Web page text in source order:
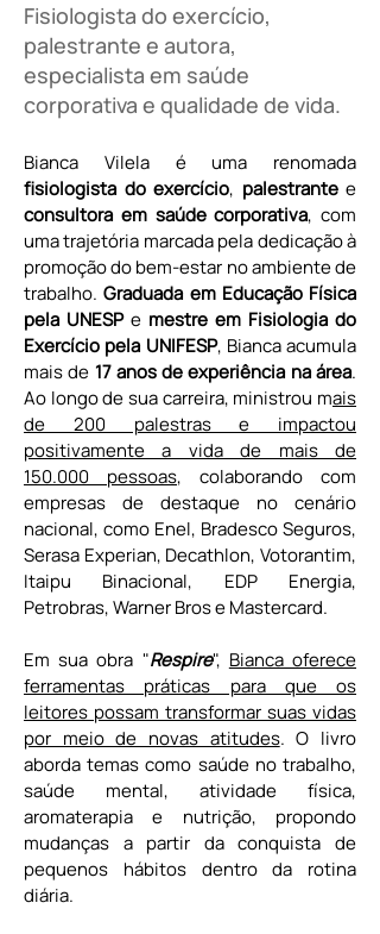
Fisiologista do exercício,
palestrante e autora,
especialista em saúde
corporativa e qualidade de vida.
fisiologista do exercício, palestrante
consultora em saúde corporativa, com
uma trajetória marcada pela dedicação à
promoção do bem-estar no ambiente de
trabalho. Graduada em Educação Física
pela UNESP e mestre em Fisiologia do
Exercício pela UNIFESP, Bianca acumula
mais de 17 anos de experiência na área.
Ao longo de sua carreira, ministrou mais
de 200 palestras e impactou
positivamente a vida de mais de
150.000 pessoas, colaborando com
empresas de destaque no cenário
nacional, como Enel, Bradesco Seguros,
Serasa Experian, Decathlon, Votorantim,
Itaipu Binacional, EDP Energia,
Petrobras, Warner Bros e Mastercard.
Em sua obra "Respire", Bianca oferece
ferramentas práticas para que os
leitores possam transformar suas vidas
por meio de novas atitudes. O livro
aborda temas como saúde no trabalho,
saúde mental, atividade física,
aromaterapia e nutrição, propondo
mudanças a partir da conquista de
pequenos hábitos dentro da rotina
diária.